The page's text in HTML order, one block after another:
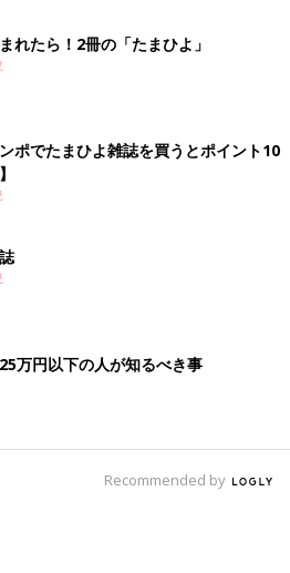
」
シャツを購入。990円とお買い得価
ロゴの雰囲気もオシャレで、どんな
使えますよね。
れたら！2冊の「たまひよ」
ポでたまひよ雑誌を買うとポイント10
万円以下の人が知るべき事
Recommended by